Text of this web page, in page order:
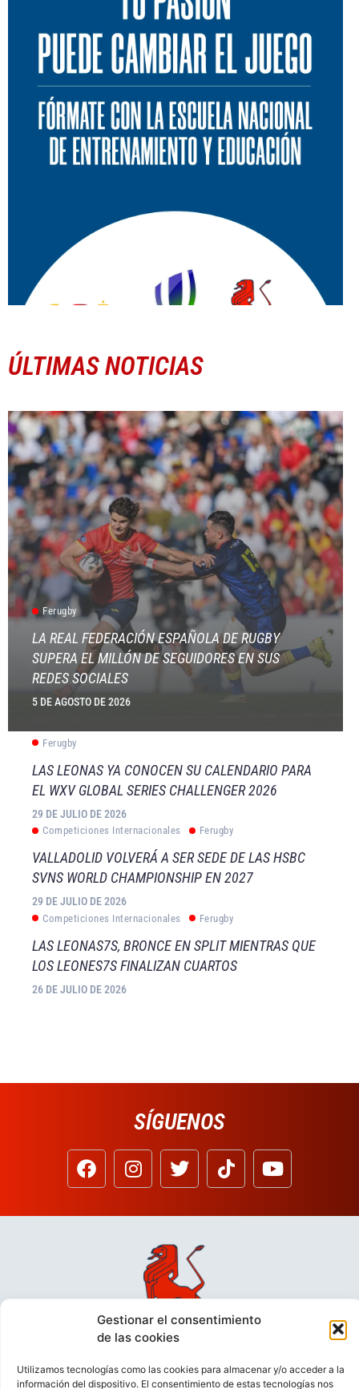
Gestionar el consentimiento
de las cookies
Utilizamos tecnologías como las cookies para almacenar y/o acceder a la
información del dispositivo. El consentimiento de estas tecnologías nos
ÚLTIMAS NOTICIAS
Ferugby
LA REAL FEDERACIÓN ESPAÑOLA DE RUGBY
SUPERA EL MILLÓN DE SEGUIDORES EN SUS
REDES SOCIALES
5 DE AGOSTO DE 2026
Ferugby
LAS LEONAS YA CONOCEN SU CALENDARIO PARA
EL WXV GLOBAL SERIES CHALLENGER 2026
29 DE JULIO DE 2026
Competiciones Internacionales Ferugby
VALLADOLID VOLVERÁ A SER SEDE DE LAS HSBC
SVNS WORLD CHAMPIONSHIP EN 2027
29 DE JULIO DE 2026
Competiciones Internacionales Ferugby
LAS LEONAS7S, BRONCE EN SPLIT MIENTRAS QUE
LOS LEONES7S FINALIZAN CUARTOS
26 DE JULIO DE 2026
SÍGUENOS